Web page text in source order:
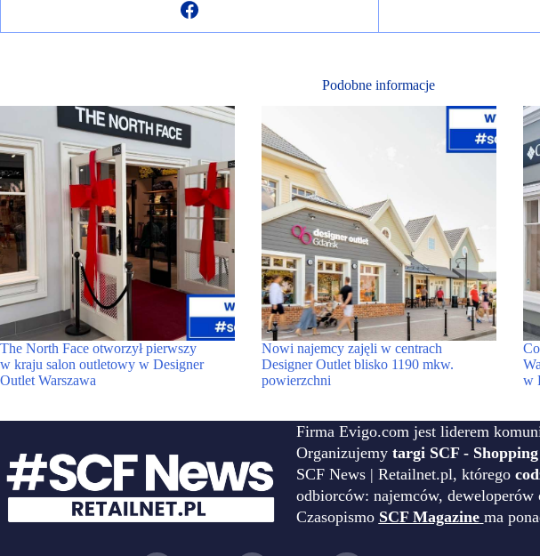
Podobne informacje
The North Face otworzył pierwszy
w kraju salon outletowy w Designer
Outlet Warszawa
Nowi najemcy zajęli w centrach
Designer Outlet blisko 1190 mkw.
powierzchni
w
Firma Evigo.com jest liderem
Organizujemy targi SCF -
SCF News | Retailnet.pl, którego
odbiorców: najemców,
Czasopismo SCF Magazine ma